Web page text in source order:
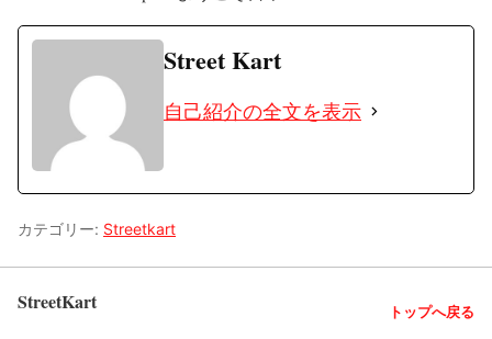
Street Kart
自己紹介の全文を表示
カテゴリー: Streetkart
StreetKart トップへ戻る